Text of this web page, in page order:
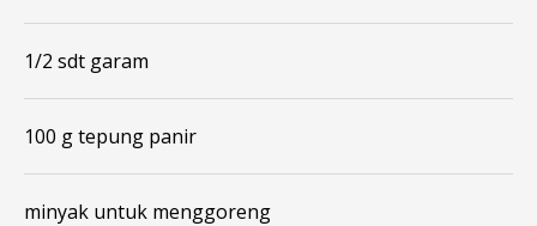
1/2 sdt garam
100 g tepung panir
minyak untuk menggoreng